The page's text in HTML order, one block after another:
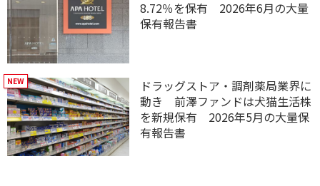
8.72％を保有 2026年6月の大量
保有報告書
ドラッグストア・調剤薬局業界に
動き 前澤ファンドは犬猫生活株
を新規保有 2026年5月の大量保
有報告書